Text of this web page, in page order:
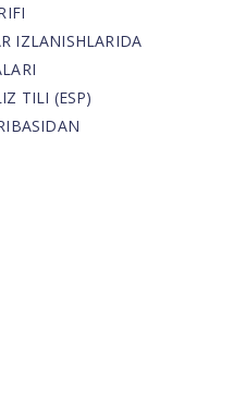
IZLANISHLARIDA
TILI (ESP)